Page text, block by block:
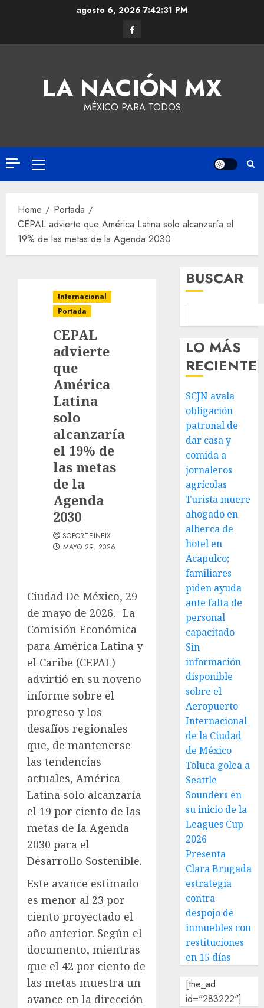
agosto 6, 2026 7:42:32 PM
LA NACIÓN MX
MÉXICO PARA TODOS
Home
Portada
CEPAL advierte que América Latina solo alcanzaría el
19% de las metas de la Agenda 2030
Internacional
Portada
CEPAL
advierte
que
América
Latina
solo
alcanzaría
el 19% de
las metas
de la
Agenda
2030
SOPORTEINFIX
MAYO 29, 2026
Ciudad De México, 29
de mayo de 2026.- La
Comisión Económica
para América Latina y
el Caribe (CEPAL)
advirtió en su noveno
informe sobre el
progreso y los
desafíos regionales
que, de mantenerse
las tendencias
actuales, América
Latina solo alcanzaría
el 19 por ciento de las
metas de la Agenda
2030 para el
Desarrollo Sostenible.
Este avance estimado
es menor al 23 por
ciento proyectado el
año anterior. Según el
documento, mientras
que el 42 por ciento de
las metas muestra un
avance en la dirección
BUSCAR
LO MÁS
RECIENTE
SCJN avala
obligación
patronal de
dar casa y
comida a
jornaleros
agrícolas
Turista muere
ahogado en
alberca de
hotel en
Acapulco;
familiares
piden ayuda
ante falta de
personal
capacitado
Sin
información
disponible
sobre el
Aeropuerto
Internacional
de la Ciudad
de México
Toluca golea a
Seattle
Sounders en
su inicio de la
Leagues Cup
2026
Presenta
Clara Brugada
estrategia
contra
despojo de
inmuebles con
restituciones
en 15 días
[the_ad
id="283222"]